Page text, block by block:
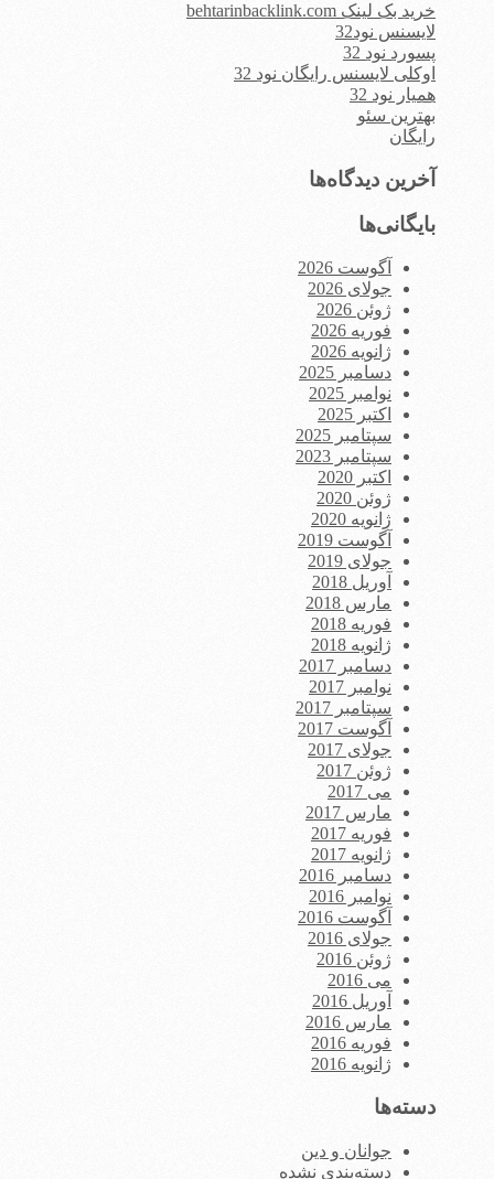
خرید بک لینک behtarinbacklink.com
لایسنس نود32
پسورد نود 32
اوکلی لایسنس رایگان نود 32
همیار نود 32
بهترین سئو
رایگان
آخرین دیدگاه‌ها
بایگانی‌ها
آگوست 2026
جولای 2026
ژوئن 2026
فوریه 2026
ژانویه 2026
دسامبر 2025
نوامبر 2025
اکتبر 2025
سپتامبر 2025
سپتامبر 2023
اکتبر 2020
ژوئن 2020
ژانویه 2020
آگوست 2019
جولای 2019
آوریل 2018
مارس 2018
فوریه 2018
ژانویه 2018
دسامبر 2017
نوامبر 2017
سپتامبر 2017
آگوست 2017
جولای 2017
ژوئن 2017
می 2017
مارس 2017
فوریه 2017
ژانویه 2017
دسامبر 2016
نوامبر 2016
آگوست 2016
جولای 2016
ژوئن 2016
می 2016
آوریل 2016
مارس 2016
فوریه 2016
ژانویه 2016
دسته‌ها
جوانان و دین
دسته‌بندی نشده